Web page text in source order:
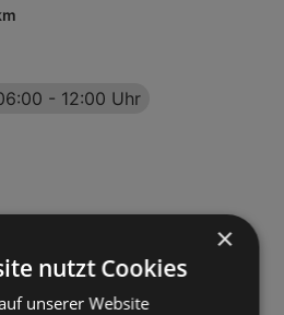
- 12:00 Uhr
im Burgenland
×
nutzt Cookies
unserer Website